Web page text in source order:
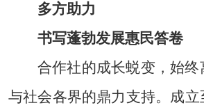
多方助力
书写蓬勃发展惠民答卷
合作社的成长蜕变，始终
与社会各界的鼎力支持。成